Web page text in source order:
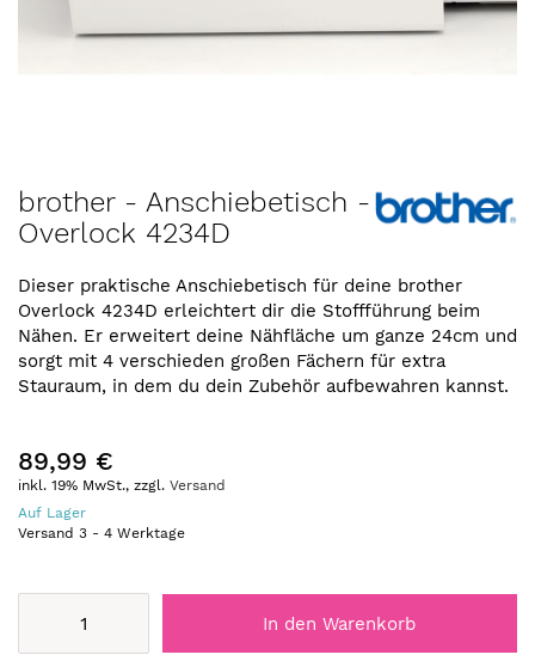
Zum
Anfang
der
springen
brother - Anschiebetisch -
Overlock 4234D
Dieser praktische Anschiebetisch für deine brother
Overlock 4234D erleichtert dir die Stoffführung beim
Nähen. Er erweitert deine Nähfläche um ganze 24cm und
sorgt mit 4 verschieden großen Fächern für extra
Stauraum, in dem du dein Zubehör aufbewahren kannst.
89,99 €
inkl. 19% MwSt., zzgl. Versand
Auf Lager
Versand 3 - 4 Werktage
In den Warenkorb